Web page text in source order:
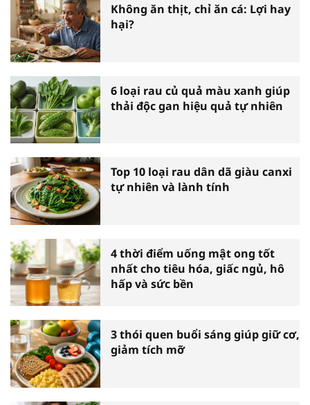
Không ăn thịt, chỉ ăn cá: Lợi hay
hại?
6 loại rau củ quả màu xanh giúp
thải độc gan hiệu quả tự nhiên
Top 10 loại rau dân dã giàu canxi
tự nhiên và lành tính
4 thời điểm uống mật ong tốt
nhất cho tiêu hóa, giấc ngủ, hô
hấp và sức bền
3 thói quen buổi sáng giúp giữ cơ,
giảm tích mỡ